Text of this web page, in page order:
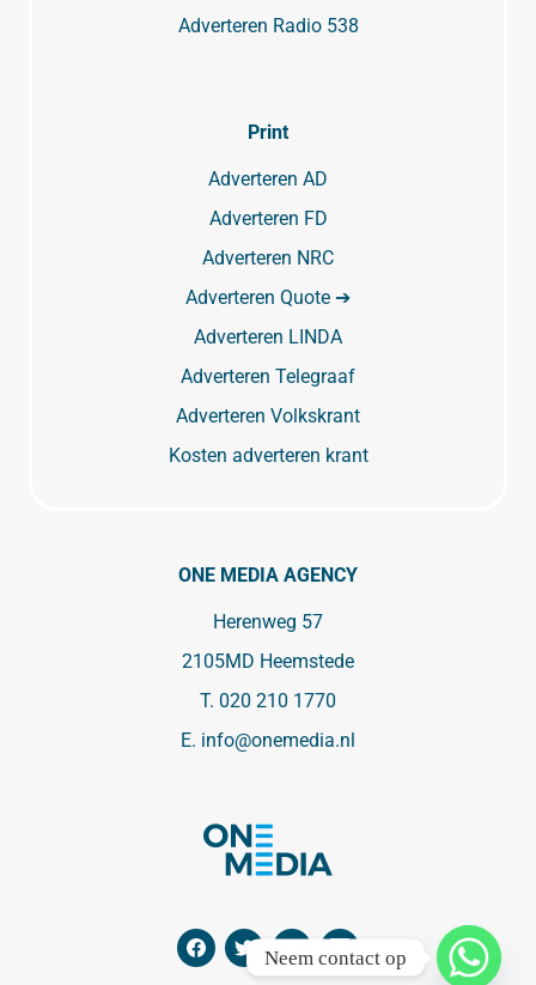
Adverteren Radio 538
Print
Adverteren AD
Adverteren FD
Adverteren NRC
Adverteren Quote ➔
Adverteren LINDA
Adverteren Telegraaf
Adverteren Volkskrant
Kosten adverteren krant
ONE MEDIA AGENCY
Herenweg 57
2105MD Heemstede
T. 020 210 1770
E. info@onemedia.nl
Neem contact op